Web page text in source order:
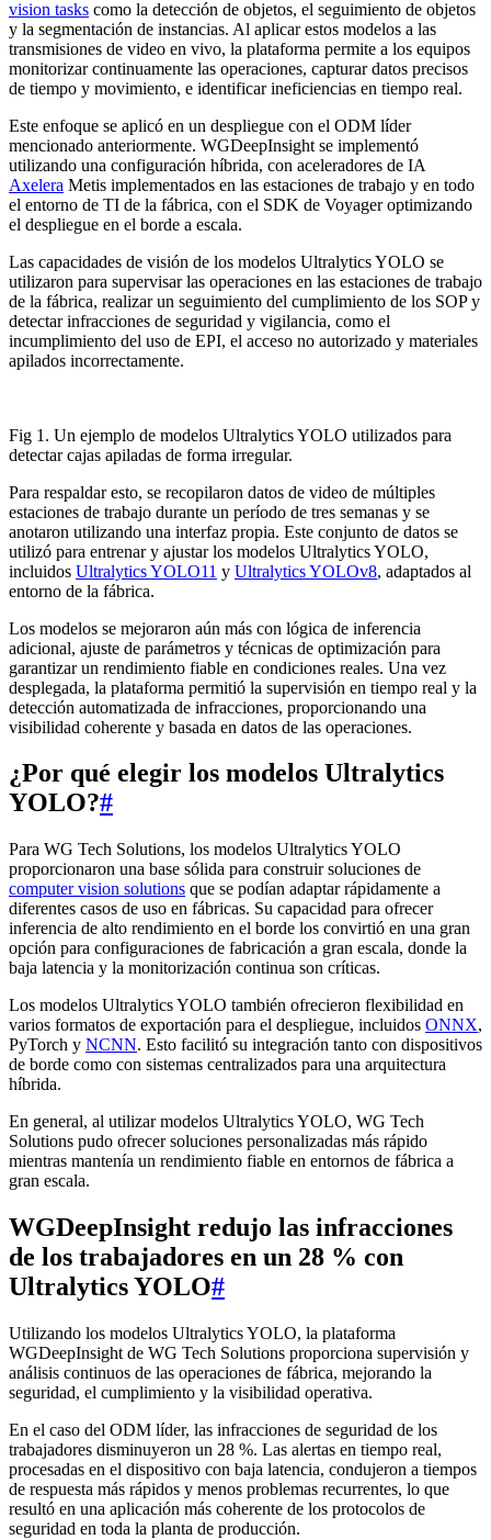
vision tasks como la detección de objetos, el seguimiento de objetos
y la segmentación de instancias. Al aplicar estos modelos a las
transmisiones de video en vivo, la plataforma permite a los equipos
monitorizar continuamente las operaciones, capturar datos precisos
de tiempo y movimiento, e identificar ineficiencias en tiempo real.
Este enfoque se aplicó en un despliegue con el ODM líder
mencionado anteriormente. WGDeepInsight se implementó
utilizando una configuración híbrida, con aceleradores de IA
Axelera Metis implementados en las estaciones de trabajo y en todo
el entorno de TI de la fábrica, con el SDK de Voyager optimizando
el despliegue en el borde a escala.
Las capacidades de visión de los modelos Ultralytics YOLO se
utilizaron para supervisar las operaciones en las estaciones de trabajo
de la fábrica, realizar un seguimiento del cumplimiento de los SOP y
detectar infracciones de seguridad y vigilancia, como el
incumplimiento del uso de EPI, el acceso no autorizado y materiales
apilados incorrectamente.
Fig 1. Un ejemplo de modelos Ultralytics YOLO utilizados para
detectar cajas apiladas de forma irregular.
Para respaldar esto, se recopilaron datos de video de múltiples
estaciones de trabajo durante un período de tres semanas y se
anotaron utilizando una interfaz propia. Este conjunto de datos se
utilizó para entrenar y ajustar los modelos Ultralytics YOLO,
incluidos Ultralytics YOLO11 y Ultralytics YOLOv8, adaptados al
entorno de la fábrica.
Los modelos se mejoraron aún más con lógica de inferencia
adicional, ajuste de parámetros y técnicas de optimización para
garantizar un rendimiento fiable en condiciones reales. Una vez
desplegada, la plataforma permitió la supervisión en tiempo real y la
detección automatizada de infracciones, proporcionando una
visibilidad coherente y basada en datos de las operaciones.
¿Por qué elegir los modelos Ultralytics
YOLO?#
Para WG Tech Solutions, los modelos Ultralytics YOLO
proporcionaron una base sólida para construir soluciones de
computer vision solutions que se podían adaptar rápidamente a
diferentes casos de uso en fábricas. Su capacidad para ofrecer
inferencia de alto rendimiento en el borde los convirtió en una gran
opción para configuraciones de fabricación a gran escala, donde la
baja latencia y la monitorización continua son críticas.
Los modelos Ultralytics YOLO también ofrecieron flexibilidad en
varios formatos de exportación para el despliegue, incluidos ONNX,
PyTorch y NCNN. Esto facilitó su integración tanto con dispositivos
de borde como con sistemas centralizados para una arquitectura
híbrida.
En general, al utilizar modelos Ultralytics YOLO, WG Tech
Solutions pudo ofrecer soluciones personalizadas más rápido
mientras mantenía un rendimiento fiable en entornos de fábrica a
gran escala.
WGDeepInsight redujo las infracciones
de los trabajadores en un 28 % con
Ultralytics YOLO#
Utilizando los modelos Ultralytics YOLO, la plataforma
WGDeepInsight de WG Tech Solutions proporciona supervisión y
análisis continuos de las operaciones de fábrica, mejorando la
seguridad, el cumplimiento y la visibilidad operativa.
En el caso del ODM líder, las infracciones de seguridad de los
trabajadores disminuyeron un 28 %. Las alertas en tiempo real,
procesadas en el dispositivo con baja latencia, condujeron a tiempos
de respuesta más rápidos y menos problemas recurrentes, lo que
resultó en una aplicación más coherente de los protocolos de
seguridad en toda la planta de producción.